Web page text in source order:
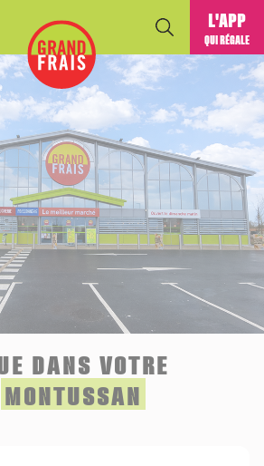
L'APP
QUI RÉGALE
DANS VOTRE
MONTUSSAN